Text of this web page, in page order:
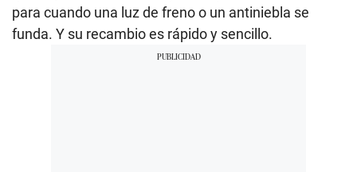
para cuando una luz de freno o un antiniebla se
funda. Y su recambio es rápido y sencillo.